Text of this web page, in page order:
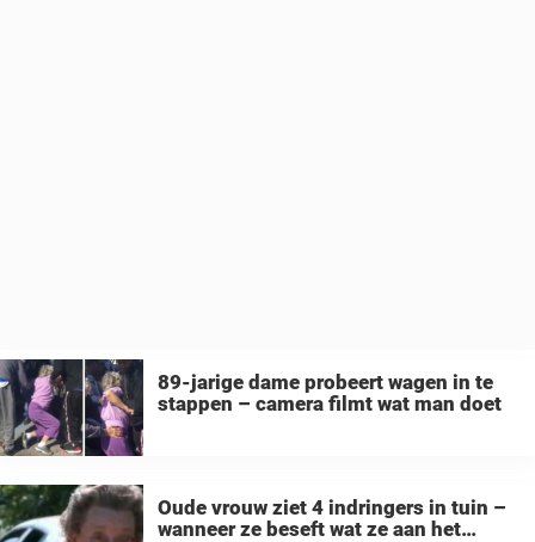
89-jarige dame probeert wagen in te
stappen – camera filmt wat man doet
Oude vrouw ziet 4 indringers in tuin –
wanneer ze beseft wat ze aan het